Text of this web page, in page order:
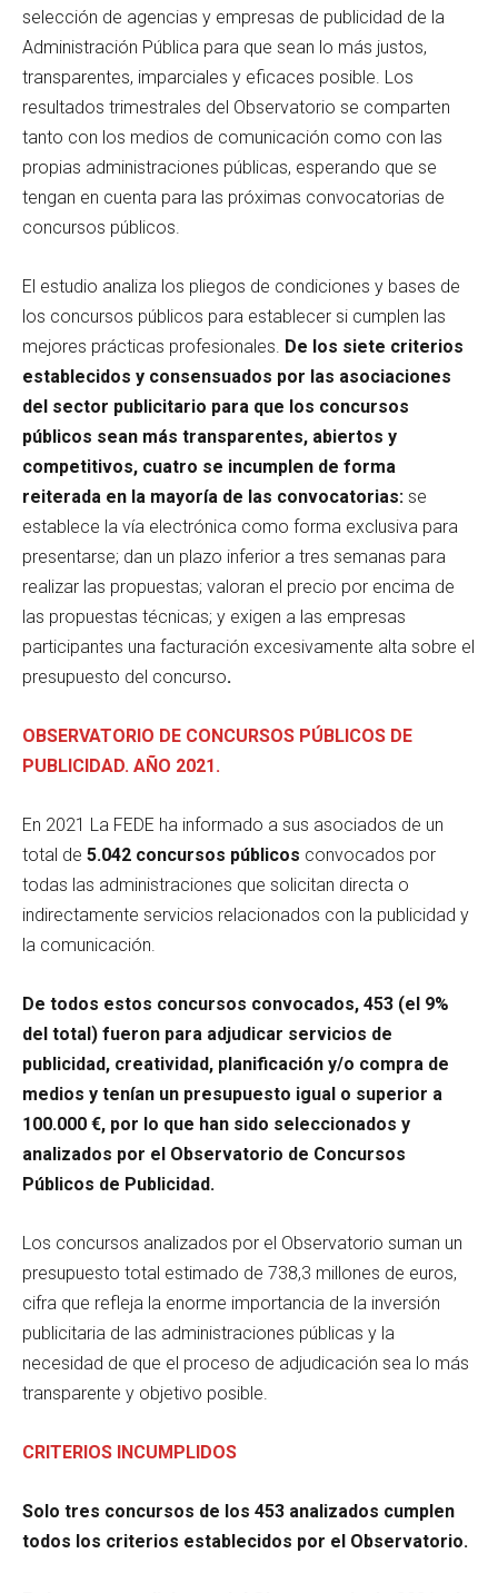
selección de agencias y empresas de publicidad de la
Administración Pública para que sean lo más justos,
transparentes, imparciales y eficaces posible. Los
resultados trimestrales del Observatorio se comparten
tanto con los medios de comunicación como con las
propias administraciones públicas, esperando que se
tengan en cuenta para las próximas convocatorias de
concursos públicos.
El estudio analiza los pliegos de condiciones y bases de
los concursos públicos para establecer si cumplen las
mejores prácticas profesionales. De los siete criterios
establecidos y consensuados por las asociaciones
del sector publicitario para que los concursos
públicos sean más transparentes, abiertos y
competitivos, cuatro se incumplen de forma
reiterada en la mayoría de las convocatorias: se
establece la vía electrónica como forma exclusiva para
presentarse; dan un plazo inferior a tres semanas para
realizar las propuestas; valoran el precio por encima de
las propuestas técnicas; y exigen a las empresas
participantes una facturación excesivamente alta sobre el
presupuesto del concurso.
OBSERVATORIO DE CONCURSOS PÚBLICOS DE
PUBLICIDAD. AÑO 2021.
En 2021 La FEDE ha informado a sus asociados de un
total de 5.042 concursos públicos convocados por
todas las administraciones que solicitan directa o
indirectamente servicios relacionados con la publicidad y
la comunicación.
De todos estos concursos convocados, 453 (el 9%
del total) fueron para adjudicar servicios de
publicidad, creatividad, planificación y/o compra de
medios y tenían un presupuesto igual o superior a
100.000 €, por lo que han sido seleccionados y
analizados por el Observatorio de Concursos
Públicos de Publicidad.
Los concursos analizados por el Observatorio suman un
presupuesto total estimado de 738,3 millones de euros,
cifra que refleja la enorme importancia de la inversión
publicitaria de las administraciones públicas y la
necesidad de que el proceso de adjudicación sea lo más
transparente y objetivo posible.
CRITERIOS INCUMPLIDOS
Solo tres concursos de los 453 analizados cumplen
todos los criterios establecidos por el Observatorio.